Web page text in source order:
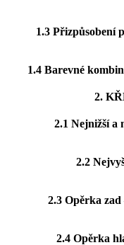
1.3 Přizpůsobení
1.4 Barevné
2.
2.1 Nejnižší a
2.2
2.3 Opěrka
2.4 Opěrka